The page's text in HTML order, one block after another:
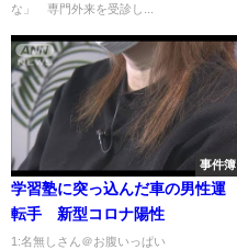
な」 専門外来を受診し...
事件簿
学習塾に突っ込んだ車の男性運
転手 新型コロナ陽性
1:名無しさん＠お腹いっぱい